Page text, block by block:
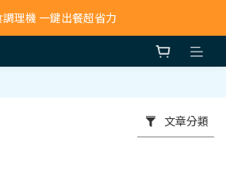
機 吸毛清淨抗敏一次搞定
理機 一鍵出餐超省力
文章分類